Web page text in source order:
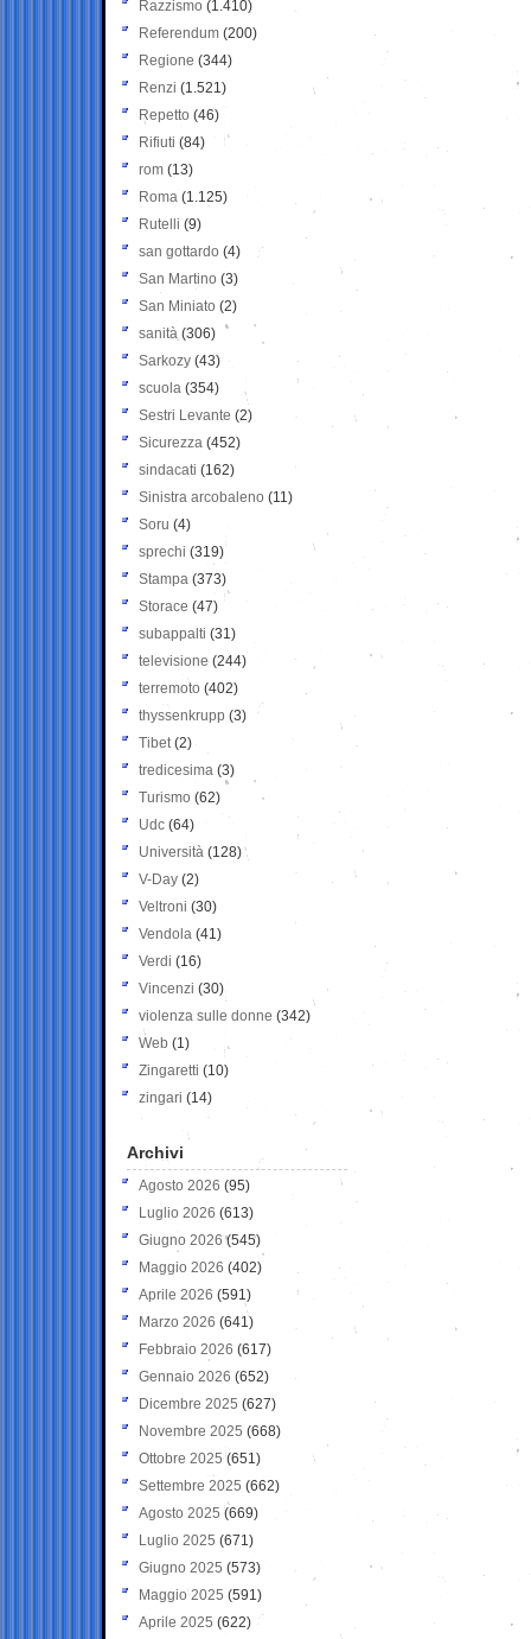
Razzismo (1.410)
Referendum (200)
Regione (344)
Renzi (1.521)
Repetto (46)
Rifiuti (84)
rom (13)
Roma (1.125)
Rutelli (9)
san gottardo (4)
San Martino (3)
San Miniato (2)
sanità (306)
Sarkozy (43)
scuola (354)
Sestri Levante (2)
Sicurezza (452)
sindacati (162)
Sinistra arcobaleno (11)
Soru (4)
sprechi (319)
Stampa (373)
Storace (47)
subappalti (31)
televisione(244)
terremoto (402)
thyssenkrupp (3)
Tibet(2)
tredicesima (3)
Turismo (62)
Udc (64)
Università (128)
V-Day (2)
Veltroni (30)
Vendola (41)
Verdi (16)
Vincenzi (30)
violenza sulle donne (342)
Web (1)
Zingaretti (10)
zingari (14)
Archivi
Agosto 2026 (95)
Luglio 2026 (613)
Giugno 2026 (545)
Maggio 2026 (402)
Aprile 2026 (591)
Marzo 2026 (641)
Febbraio 2026 (617)
Gennaio 2026 (652)
Dicembre 2025 (627)
Novembre 2025 (668)
Ottobre 2025 (651)
Settembre 2025 (662)
Agosto 2025 (669)
Luglio 2025 (671)
Giugno 2025 (573)
Maggio 2025 (591)
Aprile 2025 (622)